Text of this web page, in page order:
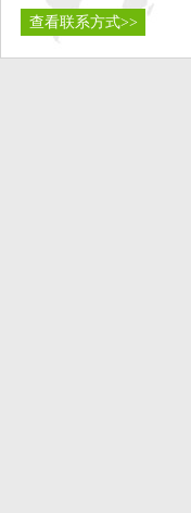
查看联系方式>>